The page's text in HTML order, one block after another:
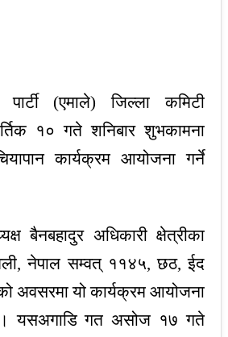
(एमाले) जिल्ला कमिटी
१० गते शनिबार शुभकामना
कार्यक्रम आयोजना गर्ने
बैनबहादुर अधिकारी क्षेत्रीका
नेपाल सम्वत् ११४५, छठ, ईद
अवसरमा यो कार्यक्रम आयोजना
। यसअगाडि गत असोज १७ गते